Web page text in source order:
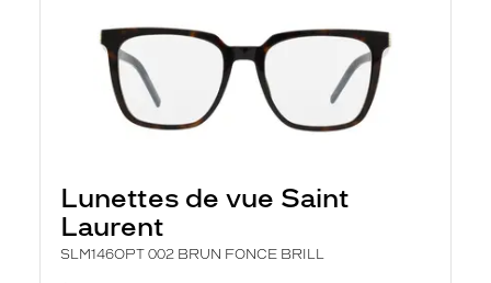
Lunettes de vue Saint
Laurent
SLM146OPT 002 BRUN FONCE BRILL